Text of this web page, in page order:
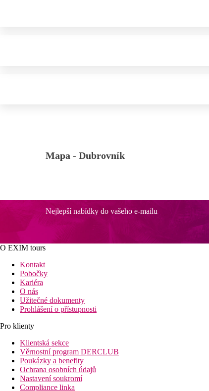
Mapa - Dubrovník
Nejlepší nabídky do vašeho e-mailu
O EXIM tours
Kontakt
Pobočky
Kariéra
O nás
Užitečné dokumenty
Prohlášení o přístupnosti
Pro klienty
Klientská sekce
Věrnostní program DERCLUB
Poukázky a benefity
Ochrana osobních údajů
Nastavení soukromí
Compliance linka